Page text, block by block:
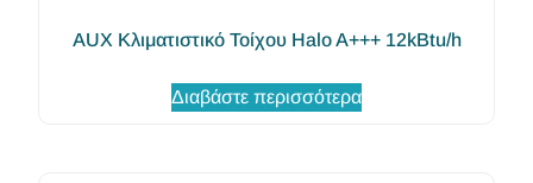
AUX Κλιματιστικό Τοίχου Halo A+++ 12kBtu/h
Διαβάστε περισσότερα